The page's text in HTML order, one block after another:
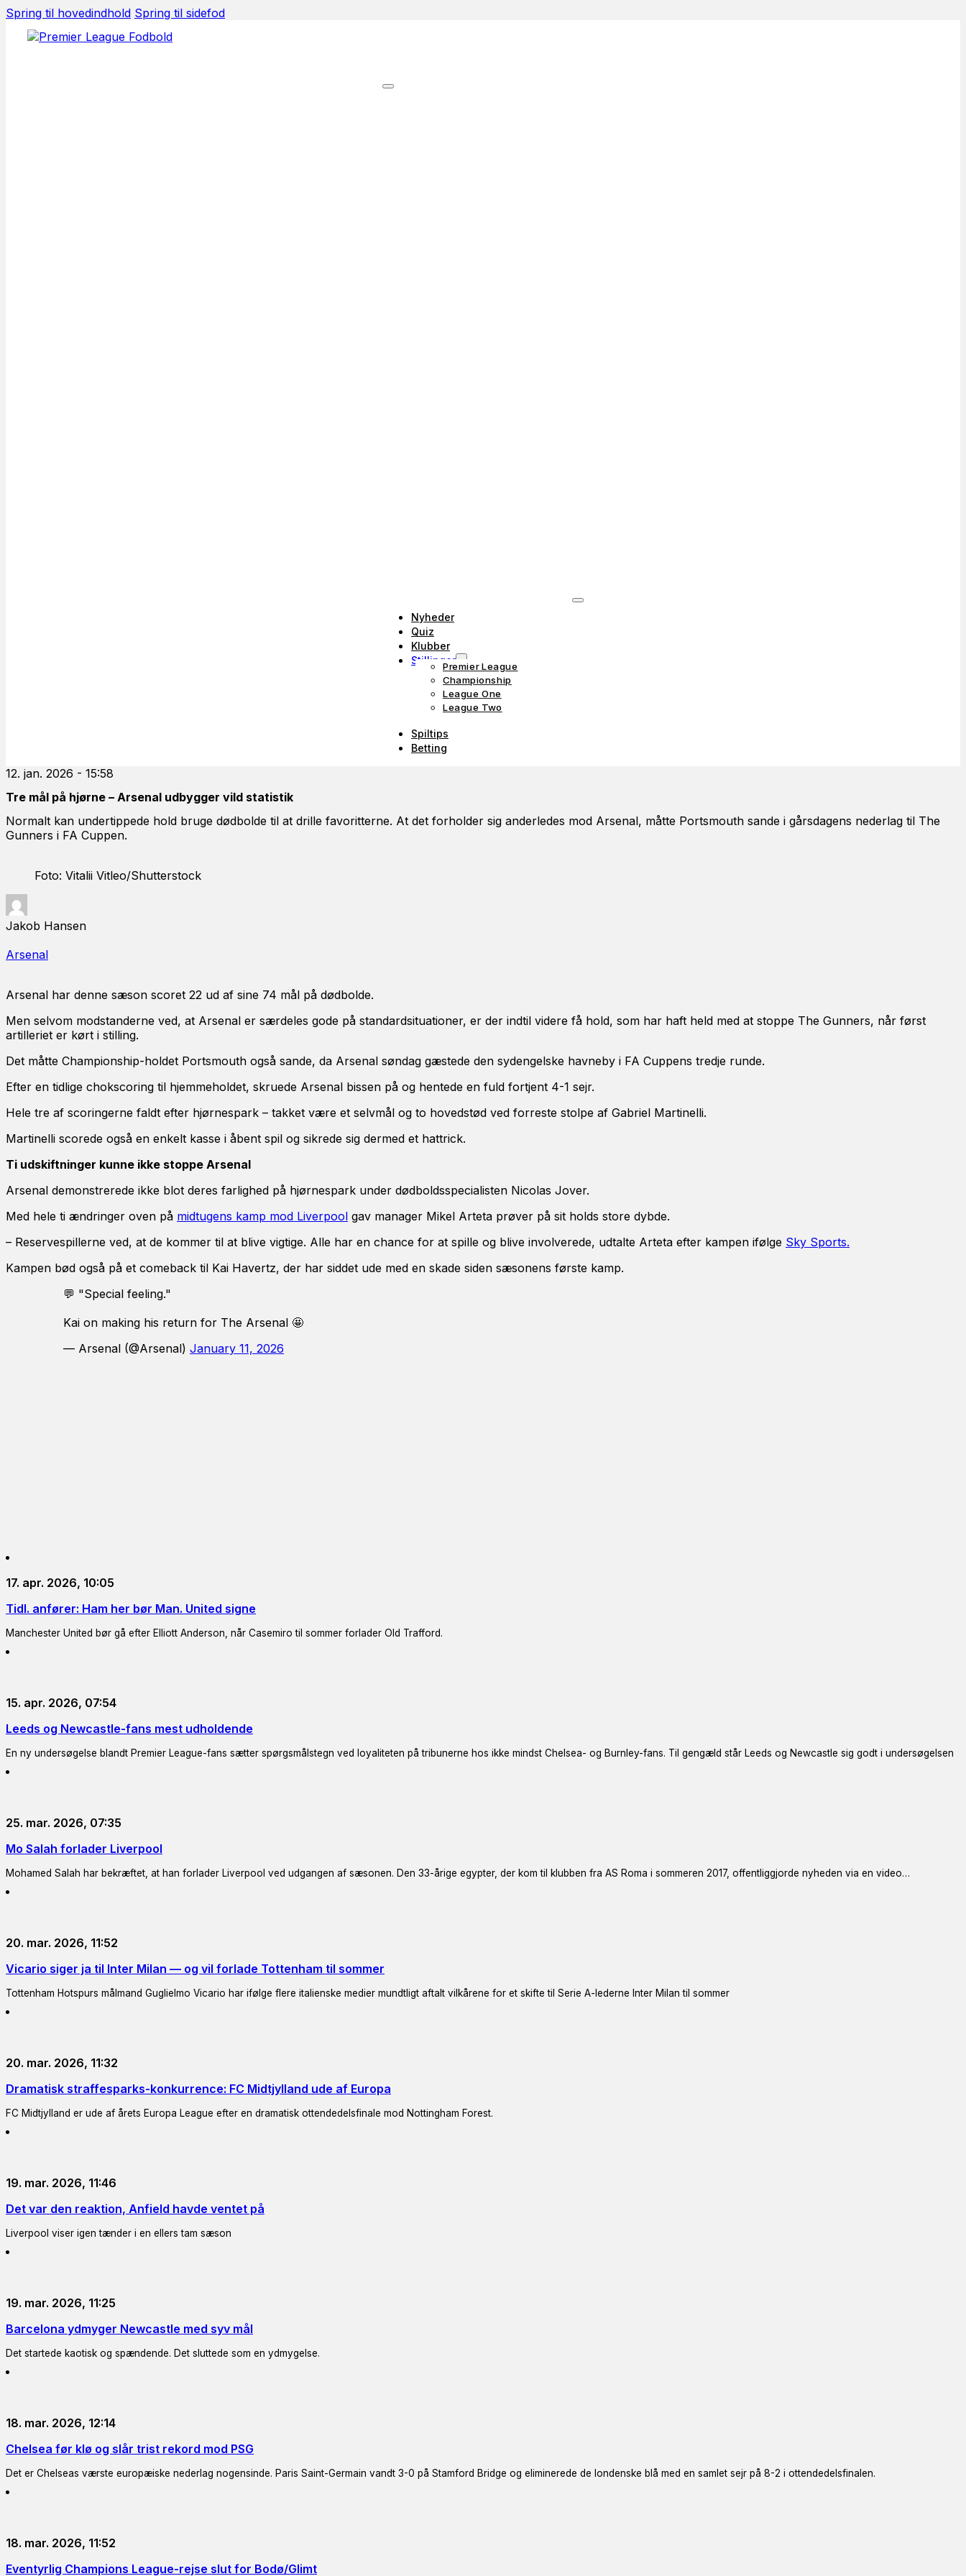
Spring til hovedindhold Spring til sidefod
Nyheder
Quiz
Klubber
StillingerPremier League
Championship
League One
League Two
Spiltips
Betting
12. jan. 2026 - 15:58
Tre mål på hjørne – Arsenal udbygger vild statistik
Normalt kan undertippede hold bruge dødbolde til at drille favoritterne. At det forholder sig anderledes mod Arsenal, måtte Portsmouth sande i gårsdagens nederlag til The
Gunners i FA Cuppen.
Foto: Vitalii Vitleo/Shutterstock
Jakob Hansen
Arsenal
Arsenal har denne sæson scoret 22 ud af sine 74 mål på dødbolde.
Men selvom modstanderne ved, at Arsenal er særdeles gode på standardsituationer, er der indtil videre få hold, som har haft held med at stoppe The Gunners, når først
artilleriet er kørt i stilling.
Det måtte Championship-holdet Portsmouth også sande, da Arsenal søndag gæstede den sydengelske havneby i FA Cuppens tredje runde.
Efter en tidlige chokscoring til hjemmeholdet, skruede Arsenal bissen på og hentede en fuld fortjent 4-1 sejr.
Hele tre af scoringerne faldt efter hjørnespark – takket være et selvmål og to hovedstød ved forreste stolpe af Gabriel Martinelli.
Martinelli scorede også en enkelt kasse i åbent spil og sikrede sig dermed et hattrick.
Ti udskiftninger kunne ikke stoppe Arsenal
Arsenal demonstrerede ikke blot deres farlighed på hjørnespark under dødboldsspecialisten Nicolas Jover.
Med hele ti ændringer oven på midtugens kamp mod Liverpool gav manager Mikel Arteta prøver på sit holds store dybde.
– Reservespillerne ved, at de kommer til at blive vigtige. Alle har en chance for at spille og blive involverede, udtalte Arteta efter kampen ifølge Sky Sports.
Kampen bød også på et comeback til Kai Havertz, der har siddet ude med en skade siden sæsonens første kamp.
💬 "Special feeling."
Kai on making his return for The Arsenal 🤩
— Arsenal (@Arsenal) January 11, 2026
17. apr. 2026, 10:05
Tidl. anfører: Ham her bør Man. United signe
Manchester United bør gå efter Elliott Anderson, når Casemiro til sommer forlader Old Trafford.
15. apr. 2026, 07:54
Leeds og Newcastle-fans mest udholdende
En ny undersøgelse blandt Premier League-fans sætter spørgsmålstegn ved loyaliteten på tribunerne hos ikke mindst Chelsea- og Burnley-fans. Til gengæld står Leeds og Newcastle sig godt i undersøgelsen
25. mar. 2026, 07:35
Mo Salah forlader Liverpool
Mohamed Salah har bekræftet, at han forlader Liverpool ved udgangen af sæsonen. Den 33-årige egypter, der kom til klubben fra AS Roma i sommeren 2017, offentliggjorde nyheden via en video…
20. mar. 2026, 11:52
Vicario siger ja til Inter Milan — og vil forlade Tottenham til sommer
Tottenham Hotspurs målmand Guglielmo Vicario har ifølge flere italienske medier mundtligt aftalt vilkårene for et skifte til Serie A-lederne Inter Milan til sommer
20. mar. 2026, 11:32
Dramatisk straffesparks-konkurrence: FC Midtjylland ude af Europa
FC Midtjylland er ude af årets Europa League efter en dramatisk ottendedelsfinale mod Nottingham Forest.
19. mar. 2026, 11:46
Det var den reaktion, Anfield havde ventet på
Liverpool viser igen tænder i en ellers tam sæson
19. mar. 2026, 11:25
Barcelona ydmyger Newcastle med syv mål
Det startede kaotisk og spændende. Det sluttede som en ydmygelse.
18. mar. 2026, 12:14
Chelsea før klø og slår trist rekord mod PSG
Det er Chelseas værste europæiske nederlag nogensinde. Paris Saint-Germain vandt 3-0 på Stamford Bridge og eliminerede de londenske blå med en samlet sejr på 8-2 i ottendedelsfinalen.
18. mar. 2026, 11:52
Eventyrlig Champions League-rejse slut for Bodø/Glimt